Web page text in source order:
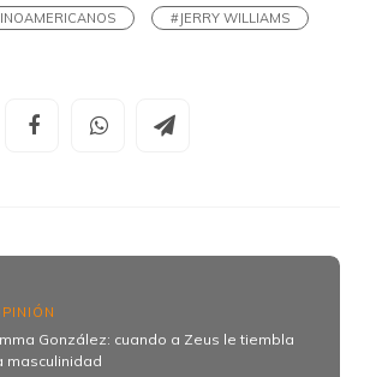
#JERRY WILLIAMS
González: cuando a Zeus le tiembla
masculinidad